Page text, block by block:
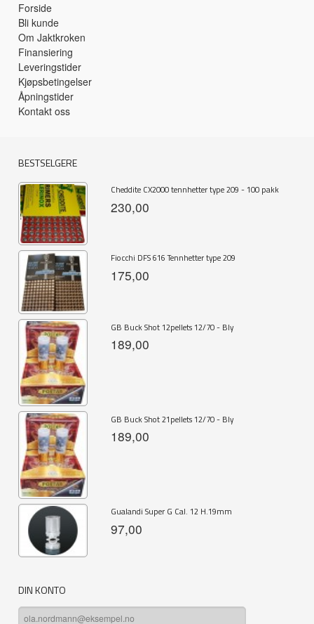
Forside
Bli kunde
Om Jaktkroken
Finansiering
Leveringstider
Kjøpsbetingelser
Åpningstider
Kontakt oss
BESTSELGERE
Cheddite CX2000 tennhetter type 209 - 100 pakk
230,00
Fiocchi DFS 616 Tennhetter type 209
175,00
GB Buck Shot 12pellets 12/70 - Bly
189,00
GB Buck Shot 21pellets 12/70 - Bly
189,00
Gualandi Super G Cal. 12 H.19mm
97,00
DIN KONTO